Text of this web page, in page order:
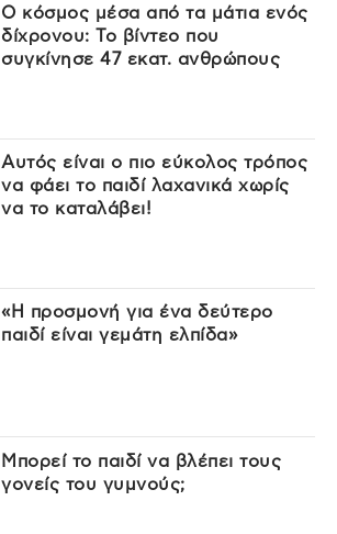
Ο κόσμος μέσα από τα μάτια ενός
δίχρονου: Το βίντεο που
συγκίνησε 47 εκατ. ανθρώπους
Αυτός είναι ο πιο εύκολος τρόπος
να φάει το παιδί λαχανικά χωρίς
να το καταλάβει!
«Η προσμονή για ένα δεύτερο
παιδί είναι γεμάτη ελπίδα»
Μπορεί το παιδί να βλέπει τους
γονείς του γυμνούς;